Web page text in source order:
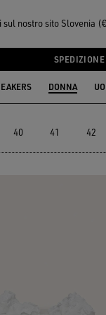
sul nostro sito Slovenia
SPEDIZIONE
DONNA
40 41 42